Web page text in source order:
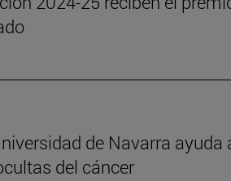
de Navarra ayuda
del cáncer